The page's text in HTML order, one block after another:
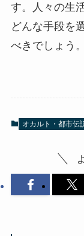
す。人々の生
どんな手段を
べきでしょう。
オカルト・都市伝